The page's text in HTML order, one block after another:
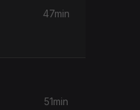
47min
51min